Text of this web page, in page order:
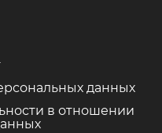
данных
в отношении